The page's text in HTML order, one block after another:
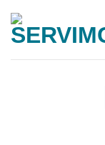
Skip
to
content